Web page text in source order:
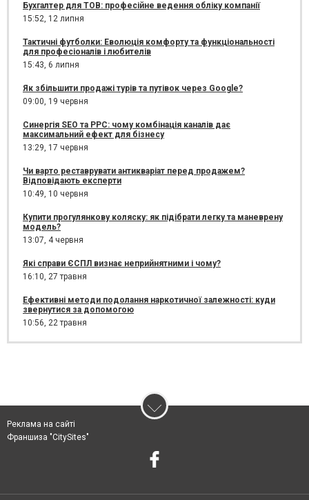
Бухгалтер для ТОВ: професійне ведення обліку компанії
15:52, 12 липня
Тактичні футболки: Еволюція комфорту та функціональності
для професіоналів і любителів
15:43, 6 липня
Як збільшити продажі турів та путівок через Google?
09:00, 19 червня
Синергія SEO та PPC: чому комбінація каналів дає
максимальний ефект для бізнесу
13:29, 17 червня
Чи варто реставрувати антикваріат перед продажем?
Відповідають експерти
10:49, 10 червня
Купити прогулянкову коляску: як підібрати легку та маневрену
модель?
13:07, 4 червня
Які справи ЄСПЛ визнає неприйнятними і чому?
16:10, 27 травня
Ефективні методи подолання наркотичної залежності: куди
звернутися за допомогою
10:56, 22 травня
Реклама на сайті
Франшиза "CitySites"